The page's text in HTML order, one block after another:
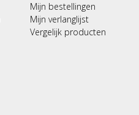
Mijn bestellingen
Mijn verlanglijst
Vergelijk producten